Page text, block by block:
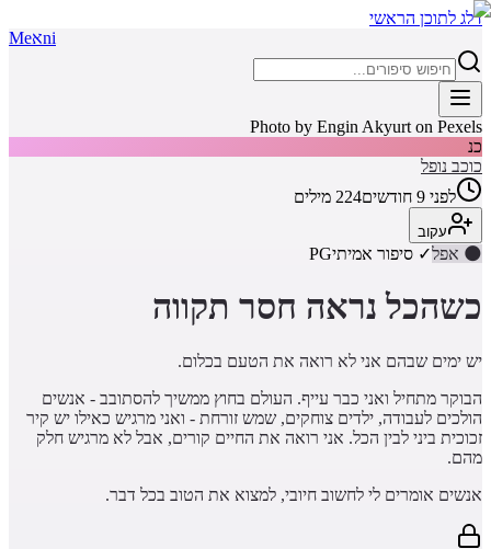
דלג לתוכן הראשי
Meאni
Photo by Engin Akyurt on Pexels
כנ
כוכב נופל
לפני 9 חודשים
224 מילים
עקוב
🌑 אפל✓ סיפור אמיתיPG
כשהכל נראה חסר תקווה
יש ימים שבהם אני לא רואה את הטעם בכלום.
הבוקר מתחיל ואני כבר עייף. העולם בחוץ ממשיך להסתובב - אנשים
הולכים לעבודה, ילדים צוחקים, שמש זורחת - ואני מרגיש כאילו יש קיר
זכוכית ביני לבין הכל. אני רואה את החיים קורים, אבל לא מרגיש חלק
מהם.
אנשים אומרים לי לחשוב חיובי, למצוא את הטוב בכל דבר.